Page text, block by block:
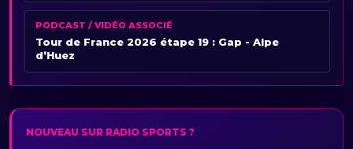
PODCAST / VIDÉO ASSOCIÉ
Tour de France 2026 étape 19 : Gap - Alpe
d’Huez
NOUVEAU SUR RADIO SPORTS ?